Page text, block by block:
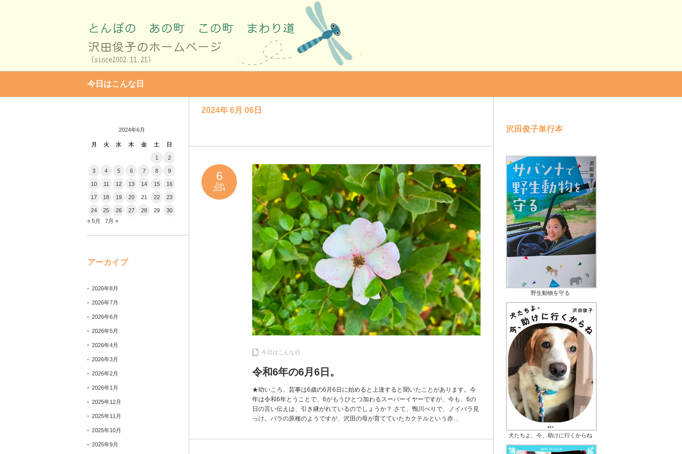
今日はこんな日
2024年 6月 06日
6
Jun
2024
今日はこんな日
令和6年の6月6日。
★幼いころ、芸事は6歳の6月6日に始めると上達すると聞いたことがあります。今
年は令和6年とうことで、6がもうひとつ加わるスーパーイヤーですが、今も、6の
日の言い伝えは、引き継がれているのでしょうか？ さて、鴨川べりで、ノイバラ見
っけ。バラの原種のようですが、沢田の母が育てていたカクテルという赤…
2024年6月
月 火 水 木 金 土 日
1 2
3 4 5 6 7 8 9
10 11 12 13 14 15 16
17 18 19 20 21 22 23
24 25 26 27 28 29
30
« 5月
7月 »
アーカイブ
2026年8月
2026年7月
2026年6月
2026年5月
2026年4月
2026年3月
2026年2月
2026年1月
2025年12月
2025年11月
2025年10月
2025年9月
沢田俊子単行本
野生動物を守る
犬たちよ、今、助けに行くからね